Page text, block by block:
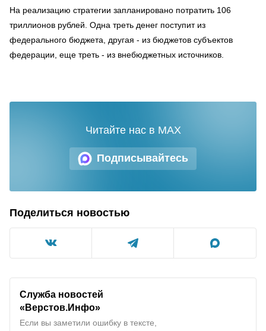
На реализацию стратегии запланировано потратить 106
триллионов рублей. Одна треть денег поступит из
федерального бюджета, другая - из бюджетов субъектов
федерации, еще треть - из внебюджетных источников.
Подписывайтесь
Читайте нас в MAX
Поделиться новостью
Служба новостей
«Верстов.Инфо»
Если вы заметили ошибку в тексте,